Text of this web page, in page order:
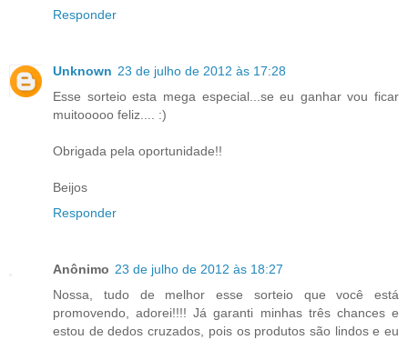
Responder
Unknown 23 de julho de 2012 às 17:28
Esse sorteio esta mega especial...se eu ganhar vou ficar
muitooooo feliz.... :)
Obrigada pela oportunidade!!
Beijos
Responder
Anônimo 23 de julho de 2012 às 18:27
Nossa, tudo de melhor esse sorteio que você está
promovendo, adorei!!!! Já garanti minhas três chances e
estou de dedos cruzados, pois os produtos são lindos e eu